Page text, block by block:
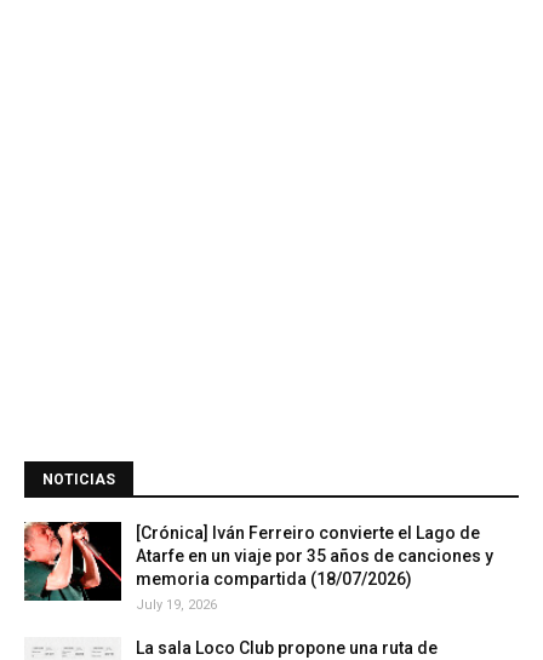
NOTICIAS
[Crónica] Iván Ferreiro convierte el Lago de
Atarfe en un viaje por 35 años de canciones y
memoria compartida (18/07/2026)
July 19, 2026
La sala Loco Club propone una ruta de